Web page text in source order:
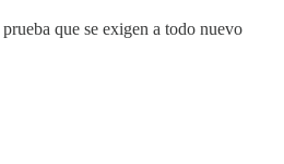
que se exigen a todo nuevo